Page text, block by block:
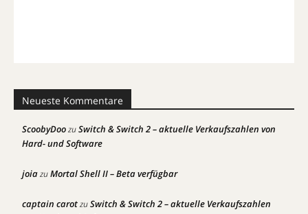
Neueste Kommentare
ScoobyDoozuSwitch & Switch 2 – aktuelle Verkaufszahlen von
Hard- und Software
joiazuMortal Shell II – Beta verfügbar
captain carotzuSwitch & Switch 2 – aktuelle Verkaufszahlen